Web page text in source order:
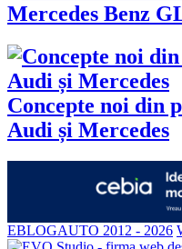
Mercedes Benz
Concepte noi din
Audi și Mercedes
EBLOGAUTO 2012 - 2026